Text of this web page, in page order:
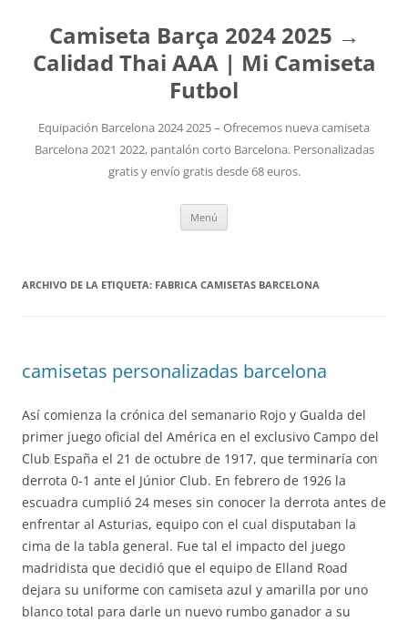
Camiseta Barça 2024 2025 →
Calidad Thai AAA | Mi Camiseta
Futbol
Equipación Barcelona 2024 2025 – Ofrecemos nueva camiseta
Barcelona 2021 2022, pantalón corto Barcelona. Personalizadas
gratis y envío gratis desde 68 euros.
Menú
ARCHIVO DE LA ETIQUETA: FABRICA CAMISETAS BARCELONA
camisetas personalizadas barcelona
Así comienza la crónica del semanario Rojo y Gualda del
primer juego oficial del América en el exclusivo Campo del
Club España el 21 de octubre de 1917, que terminaría con
derrota 0-1 ante el Júnior Club. En febrero de 1926 la
escuadra cumplió 24 meses sin conocer la derrota antes de
enfrentar al Asturias, equipo con el cual disputaban la
cima de la tabla general. Fue tal el impacto del juego
madridista que decidió que el equipo de Elland Road
dejara su uniforme con camiseta azul y amarilla por uno
blanco total para darle un nuevo rumbo ganador a su